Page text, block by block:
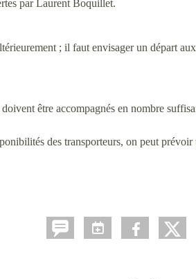
par Laurent Boquillet.
; il faut envisager un départ
être accompagnés en nombre
des transporteurs, on peut